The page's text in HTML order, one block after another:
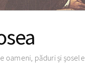
oameni, păduri și șosele